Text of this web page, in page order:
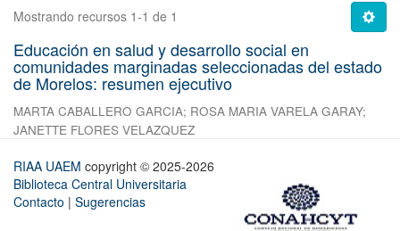
Mostrando recursos 1-1 de 1
Educación en salud y desarrollo social en
comunidades marginadas seleccionadas del estado
de Morelos: resumen ejecutivo
MARTA CABALLERO GARCIA; ROSA MARIA VARELA GARAY;
JANETTE FLORES VELAZQUEZ
RIAA UAEM copyright © 2025-2026
Biblioteca Central Universitaria
Contacto | Sugerencias